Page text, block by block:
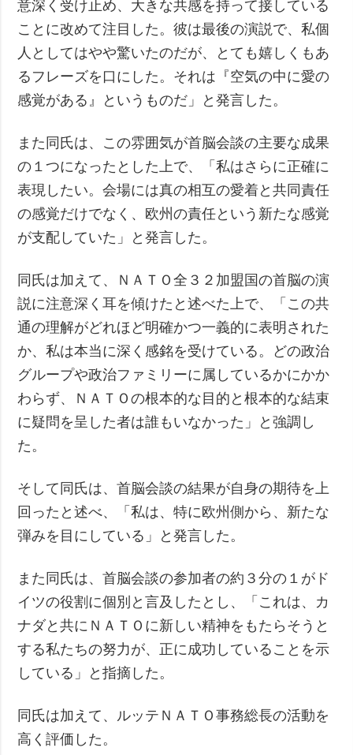
意深く受け止め、大きな共感を持って接している
ことに改めて注目した。彼は最後の演説で、私個
人としてはやや驚いたのだが、とても嬉しくもあ
るフレーズを口にした。それは『空気の中に愛の
感覚がある』というものだ」と発言した。
また同氏は、この雰囲気が首脳会談の主要な成果
の１つになったとした上で、「私はさらに正確に
表現したい。会場には真の相互の愛着と共同責任
の感覚だけでなく、欧州の責任という新たな感覚
が支配していた」と発言した。
同氏は加えて、ＮＡＴＯ全３２加盟国の首脳の演
説に注意深く耳を傾けたと述べた上で、「この共
通の理解がどれほど明確かつ一義的に表明された
か、私は本当に深く感銘を受けている。どの政治
グループや政治ファミリーに属しているかにかか
わらず、ＮＡＴＯの根本的な目的と根本的な結束
に疑問を呈した者は誰もいなかった」と強調し
た。
そして同氏は、首脳会談の結果が自身の期待を上
回ったと述べ、「私は、特に欧州側から、新たな
弾みを目にしている」と発言した。
また同氏は、首脳会談の参加者の約３分の１がド
イツの役割に個別と言及したとし、「これは、カ
ナダと共にＮＡＴＯに新しい精神をもたらそうと
する私たちの努力が、正に成功していることを示
している」と指摘した。
同氏は加えて、ルッテＮＡＴＯ事務総長の活動を
高く評価した。